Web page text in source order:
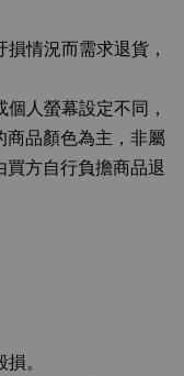
情況而需求退貨，
人螢幕設定不同，
品顏色為主，非屬
方自行負擔商品退
。